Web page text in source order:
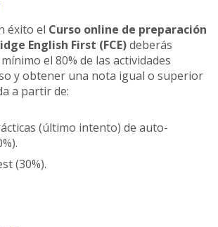
éxito el Curso online de preparación
English First (FCE)deberás
el 80% de las actividades
y obtener una nota igual o superior
a partir de:
(último intento) de auto-
(30%).